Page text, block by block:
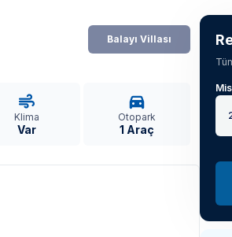
Balayı Villası
Klima
Var
Otopark
1 Araç